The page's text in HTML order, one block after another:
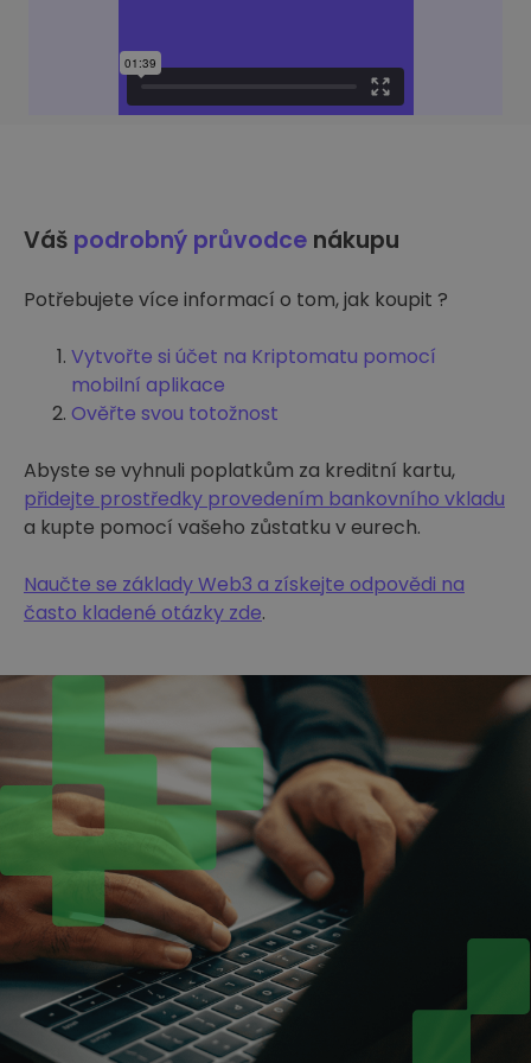
Váš podrobný průvodce nákupu
Potřebujete více informací o tom, jak koupit ?
Vytvořte si účet na Kriptomatu pomocí
mobilní aplikace
Ověřte svou totožnost
Abyste se vyhnuli poplatkům za kreditní kartu,
přidejte prostředky provedením bankovního vkladu
a kupte pomocí vašeho zůstatku v eurech.
Naučte se základy Web3 a získejte odpovědi na
často kladené otázky zde.